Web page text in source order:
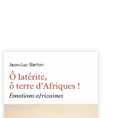
Ô latérite, ô terre d’Afriques !
est un hommage poétique et
authentique aux paysages, aux
rencontres et aux émotions
brutes d’un continent en
reconstruction, entre